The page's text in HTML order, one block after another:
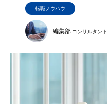
転職ノウハウ
編集部 コンサルタント